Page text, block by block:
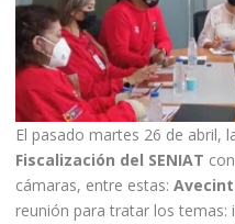
El pasado martes 26 de abril,
Fiscalización del SENIAT
cámaras, entre estas:
reunión para tratar los temas: